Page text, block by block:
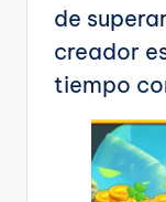
de
creador
tiempo